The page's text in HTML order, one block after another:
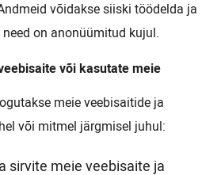
võidakse siiski töödelda ja
on anonüümitud kujul.
või kasutate meie
meie veebisaitide ja
või mitmel järgmisel juhul:
sirvite meie veebisaite ja